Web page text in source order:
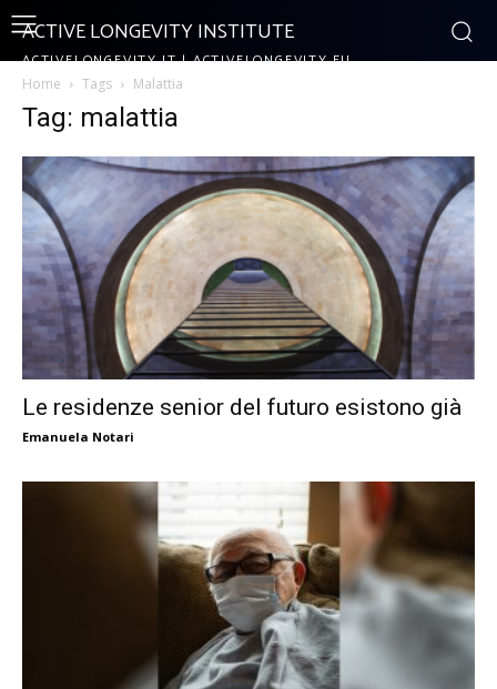
ACTIVE LONGEVITY INSTITUTE
ACTIVELONGEVITY.IT | ACTIVELONGEVITY.EU
Home Tags Malattia
Tag: malattia
Le residenze senior del futuro esistono già
Emanuela Notari